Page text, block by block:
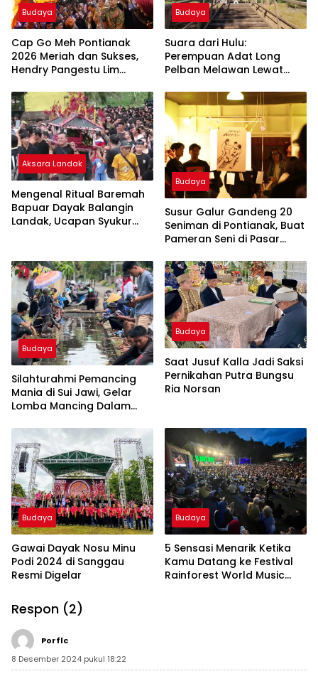
Budaya
Cap Go Meh Pontianak
2026 Meriah dan Sukses,
Hendry Pangestu Lim
Budaya
Suara dari Hulu:
Perempuan Adat Long
Pelban Melawan Lewat
Aksara Landak
Mengenal Ritual Baremah
Bapuar Dayak Balangin
Landak, Ucapan Syukur
Budaya
Susur Galur Gandeng 20
Seniman di Pontianak, Buat
Pameran Seni di Pasar
Budaya
Silahturahmi Pemancing
Mania di Sui Jawi, Gelar
Lomba Mancing Dalam
Budaya
Saat Jusuf Kalla Jadi Saksi
Pernikahan Putra Bungsu
Ria Norsan
Budaya
Gawai Dayak Nosu Minu
Podi 2024 di Sanggau
Resmi Digelar
Budaya
5 Sensasi Menarik Ketika
Kamu Datang ke Festival
Rainforest World Music
Respon (2)
Porflc
8 Desember 2024 pukul 18:22